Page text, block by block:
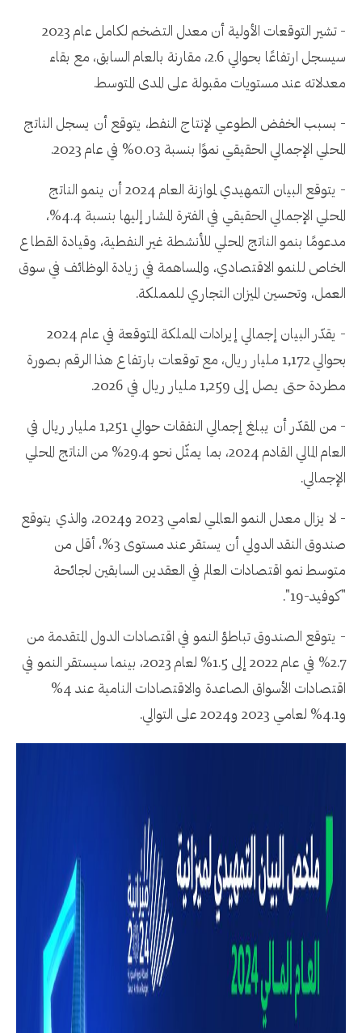
- تشير التوقعات الأولية أن معدل التضخم لكامل عام 2023
سيسجل ارتفاعًا بحوالي 2.6، مقارنة بالعام السابق، مع بقاء
معدلاته عند مستويات مقبولة على المدى المتوسط.
- بسبب الخفض الطوعي لإنتاج النفط، يتوقع أن يسجل الناتج
المحلي الإجمالي الحقيقي نموًا بنسبة 0.03% في عام 2023.
- يتوقع البيان التمهيدي لموازنة العام 2024 أن ينمو الناتج
المحلي الإجمالي الحقيقي في الفترة المشار إليها بنسبة 4.4%،
مدعومًا بنمو الناتج المحلي للأنشطة غير النفطية، وقيادة القطاع
الخاص للنمو الاقتصادي، والمساهمة في زيادة الوظائف في سوق
العمل، وتحسين الميزان التجاري للمملكة.
- يقدّر البيان إجمالي إيرادات المملكة المتوقعة في عام 2024
بحوالي 1,172 مليار ريال، مع توقعات بارتفاع هذا الرقم بصورة
مطردة حتى يصل إلى 1,259 مليار ريال في 2026.
- من المقدّر أن يبلغ إجمالي النفقات حوالي 1,251 مليار ريال في
العام المالي القادم 2024، بما يمثّل نحو 29.4% من الناتج المحلي
الإجمالي.
- لا يزال معدل النمو العالمي لعامي 2023 و2024، والذي يتوقع
صندوق النقد الدولي أن يستقر عند مستوى 3%، أقل من
متوسط نمو اقتصادات العالم في العقدين السابقين لجائحة
"كوفيد-19".
- يتوقع الصندوق تباطؤ النمو في اقتصادات الدول المتقدمة من
2.7% في عام 2022 إلى 1.5% لعام 2023، بينما سيستقر النمو في
اقتصادات الأسواق الصاعدة والاقتصادات النامية عند 4%
و4.1% لعامي 2023 و2024 على التوالي.